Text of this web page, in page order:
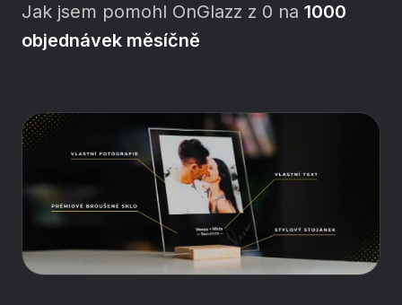
Jak jsem pomohl OnGlazz z 0 na 1000
objednávek měsíčně